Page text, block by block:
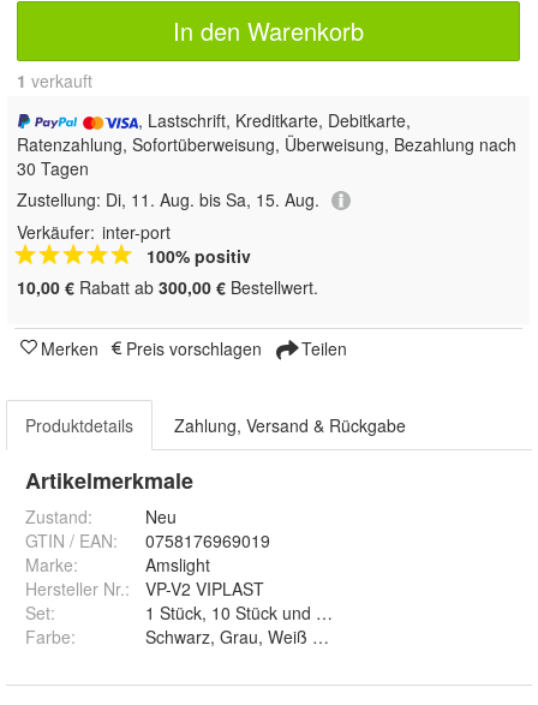
In den Warenkorb
1 verkauft
, Lastschrift, Kreditkarte, Debitkarte,
Ratenzahlung, Sofortüberweisung, Überweisung, Bezahlung nach
30 Tagen
Zustellung: Di, 11. Aug. bis Sa, 15. Aug.
Verkäufer: inter-port
100% positiv
10,00 € Rabatt ab 300,00 € Bestellwert.
Merken Preis vorschlagen Teilen
Produktdetails Zahlung, Versand & Rückgabe
Artikelmerkmale
Zustand:
Neu
GTIN / EAN:
0758176969019
Marke:
Amslight
Hersteller Nr.:
VP-V2 VIPLAST
Set:
1 Stück, 10 Stück und 50 Stück
Farbe: